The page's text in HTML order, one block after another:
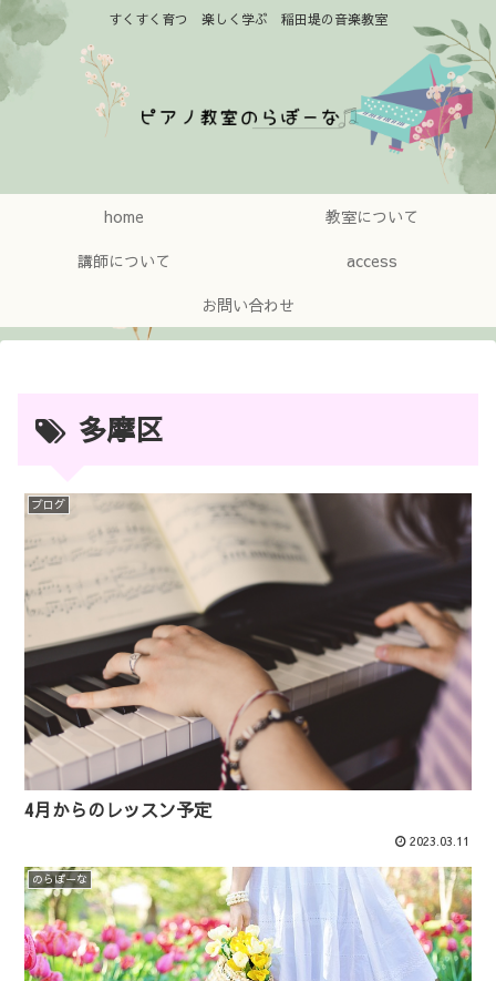
すくすく育つ 楽しく学ぶ 稲田堤の音楽教室
home
教室について
講師について
access
お問い合わせ
多摩区
ブログ
4月からのレッスン予定
2023.03.11
のらぼーな